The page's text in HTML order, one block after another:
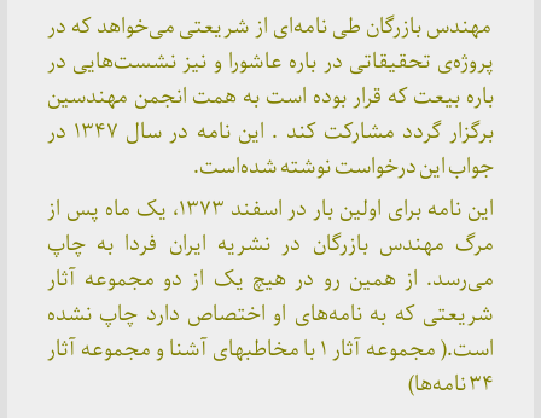
مهندس بازرگان طی نامه‌ای از شریعتی می‌خواهد که در
پروژه‌ی تحقیقاتی در باره عاشورا و نیز نشست‌هایی در
باره بیعت که قرار بوده است به همت انجمن مهندسین
برگزار گردد مشارکت کند .
این نامه در سال ۱۳۴۷ در
جواب این درخواست نوشته شده‌است.
این نامه برای اولین بار در اسفند ۱۳۷۳، یک ماه پس از
مرگ مهندس بازرگان در نشریه ایران فردا به چاپ
می‌رسد. از همین رو در هیچ یک از دو مجموعه آثار
شریعتی که به نامه‌های او اختصاص دارد چاپ نشده
است.( مجموعه آثار ۱ با مخاطبهای آشنا و مجموعه آثار
۳۴ نامه‌ها)